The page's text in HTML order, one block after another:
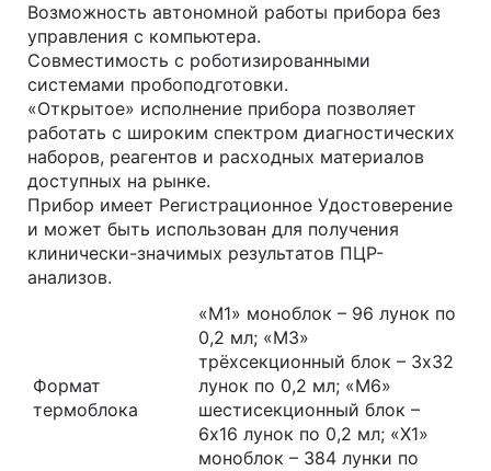
Возможность автономной работы прибора без
управления с компьютера.
Совместимость с роботизированными
системами пробоподготовки.
«Открытое» исполнение прибора позволяет
работать с широким спектром диагностических
наборов, реагентов и расходных материалов
доступных на рынке.
Прибор имеет Регистрационное Удостоверение
и может быть использован для получения
клинически-значимых результатов ПЦР-
анализов.
Формат
термоблока
«M1» моноблок – 96 лунок по
0,2 мл; «M3»
трёхсекционный блок – 3x32
лунок по 0,2 мл; «M6»
шестисекционный блок –
6x16 лунок по 0,2 мл; «X1»
моноблок – 384 лунки по